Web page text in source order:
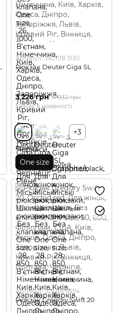
Артикул: 3821118 3130
Рюкзак Deuter Giga SL
3 226 грн 4 032 грн
Немає в наявності
+3
Розмір
One size
Артикул: 92488/6394
Рюкзак Gregory Swift 20